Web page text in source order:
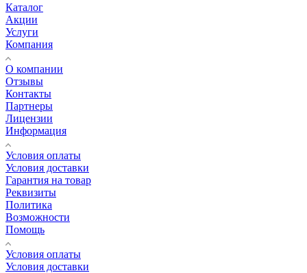
Каталог
Акции
Услуги
Компания
О компании
Отзывы
Контакты
Партнеры
Лицензии
Информация
Условия оплаты
Условия доставки
Гарантия на товар
Реквизиты
Политика
Возможности
Помощь
Условия оплаты
Условия доставки